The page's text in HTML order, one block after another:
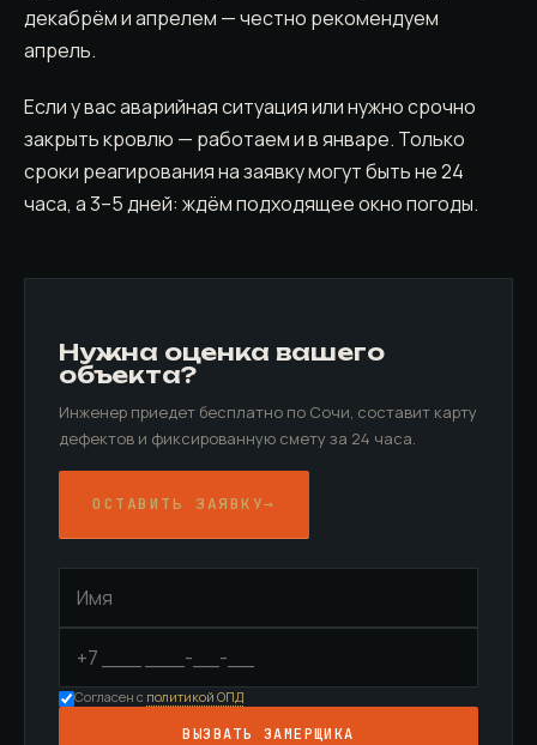
декабрём и апрелем — честно рекомендуем
апрель.
Если у вас аварийная ситуация или нужно срочно
закрыть кровлю — работаем и в январе. Только
сроки реагирования на заявку могут быть не 24
часа, а 3–5 дней: ждём подходящее окно погоды.
Нужна оценка вашего
объекта?
Инженер приедет бесплатно по Сочи, составит карту
дефектов и фиксированную смету за 24 часа.
ОСТАВИТЬ ЗАЯВКУ→
Согласен с политикой ОПД
ВЫЗВАТЬ ЗАМЕРЩИКА